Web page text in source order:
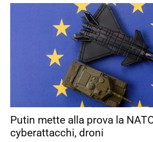
Putin mette alla prova la
cyberattacchi, droni